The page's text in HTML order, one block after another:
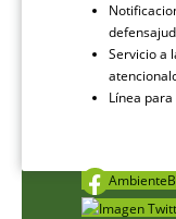
Servicio a
Línea